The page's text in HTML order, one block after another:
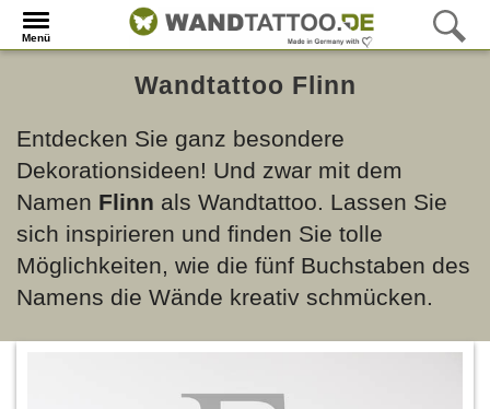
Menü
Wandtattoo Flinn
Entdecken Sie ganz besondere
Dekorationsideen! Und zwar mit dem
Namen Flinn als Wandtattoo. Lassen Sie
sich inspirieren und finden Sie tolle
Möglichkeiten, wie die fünf Buchstaben des
Namens die Wände kreativ schmücken.